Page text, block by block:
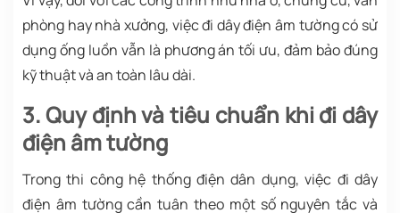
phòng hay nhà xưởng, việc đi dây điện âm tường có sử
dụng ống luồn vẫn là phương án tối ưu, đảm bảo đúng
kỹ thuật và an toàn lâu dài.
3. Quy định và tiêu chuẩn khi đi dây
điện âm tường
Trong thi công hệ thống điện dân dụng, việc đi dây
điện âm tường cần tuân theo một số nguyên tắc và